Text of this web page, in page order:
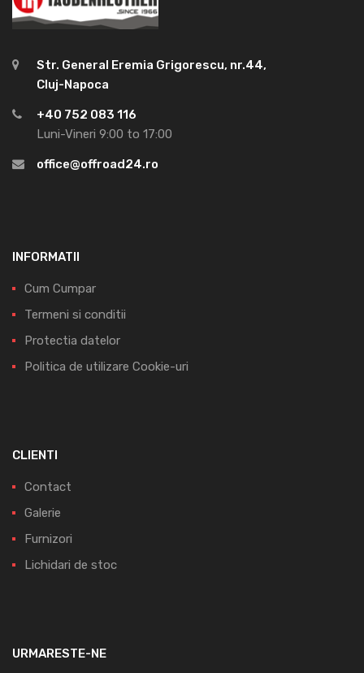
Str. General Eremia Grigorescu, nr.44,
Cluj-Napoca
+40 752 083 116
Luni-Vineri 9:00 to 17:00
office@offroad24.ro
INFORMATII
Cum Cumpar
Termeni si conditii
Protectia datelor
Politica de utilizare Cookie-uri
CLIENTI
Contact
Galerie
Furnizori
Lichidari de stoc
URMARESTE-NE